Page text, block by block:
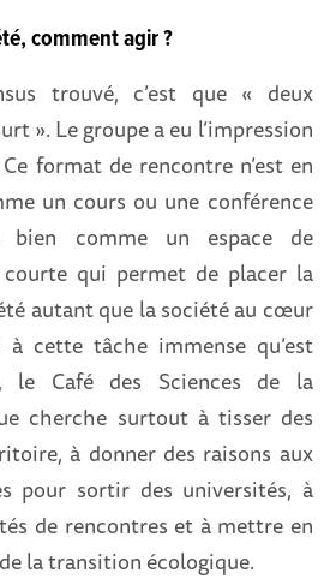
comment agir ?
trouvé, c’est que « deux
». Le groupe a eu l’impression
format de rencontre n’est en
un cours ou une conférence
bien comme un espace de
qui permet de placer la
autant que la société au cœur
à cette tâche immense qu’est
le Café des Sciences de la
cherche surtout à tisser des
à donner des raisons aux
pour sortir des universités, à
de rencontres et à mettre en
la transition écologique.